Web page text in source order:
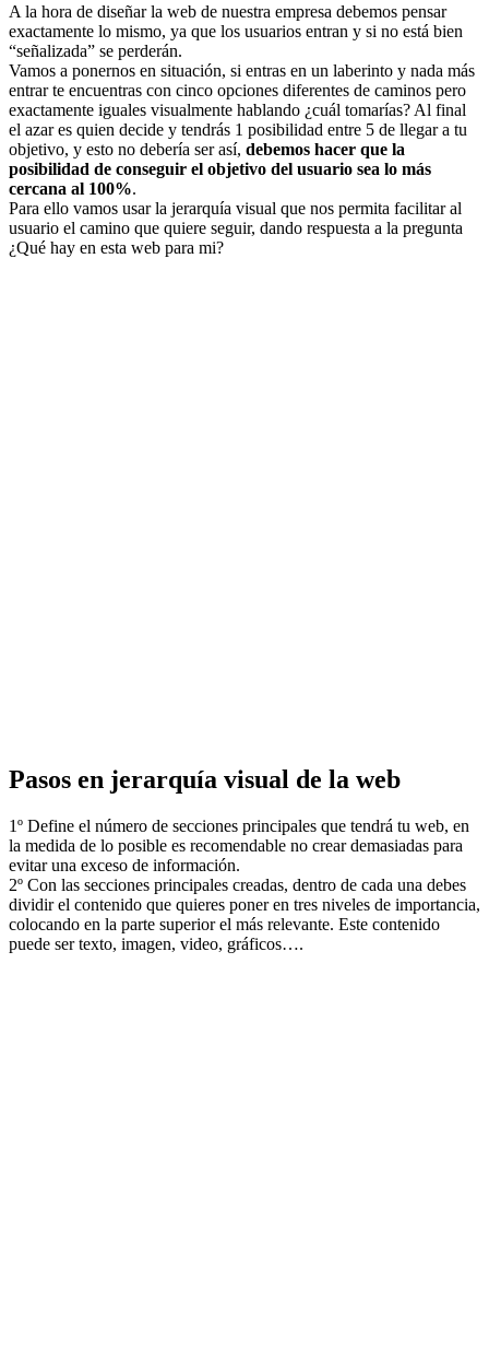
A la hora de diseñar la web de nuestra empresa debemos pensar
exactamente lo mismo, ya que los usuarios entran y si no está bien
“señalizada” se perderán.
Vamos a ponernos en situación, si entras en un laberinto y nada más
entrar te encuentras con cinco opciones diferentes de caminos pero
exactamente iguales visualmente hablando ¿cuál tomarías? Al final
el azar es quien decide y tendrás 1 posibilidad entre 5 de llegar a tu
objetivo, y esto no debería ser así, debemos hacer que la
posibilidad de conseguir el objetivo del usuario sea lo más
cercana al 100%.
Para ello vamos usar la jerarquía visual que nos permita facilitar al
usuario el camino que quiere seguir, dando respuesta a la pregunta
¿Qué hay en esta web para mi?
Pasos en jerarquía visual de la web
1º Define el número de secciones principales que tendrá tu web, en
la medida de lo posible es recomendable no crear demasiadas para
evitar una exceso de información.
2º Con las secciones principales creadas, dentro de cada una debes
dividir el contenido que quieres poner en tres niveles de importancia,
colocando en la parte superior el más relevante. Este contenido
puede ser texto, imagen, video, gráficos….